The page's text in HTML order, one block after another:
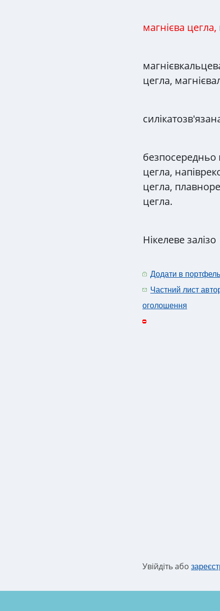
магнієва цегла,
цегла,
безпосередньо
цегла,
цегла,
цегла.
Нікелеве залізо
Додати в портфель
Частний лист
оголошення
Увійдіть або